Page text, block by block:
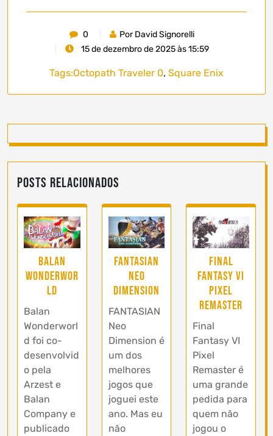
0
Por David Signorelli
15 de dezembro de 2025 às 15:59
Tags:Octopath Traveler 0, Square Enix
Posts Relacionados
Balan
Wonderwor
ld
Balan
Wonderworl
d foi co-
desenvolvid
o pela
Arzest e
Balan
Company e
publicado
FANTASIAN
Neo
Dimension
FANTASIAN
Neo
Dimension é
um dos
melhores
jogos que
joguei este
ano. Mas eu
não
Final
Fantasy VI
Pixel
Remaster
Final
Fantasy VI
Pixel
Remaster é
uma grande
pedida para
quem não
jogou o